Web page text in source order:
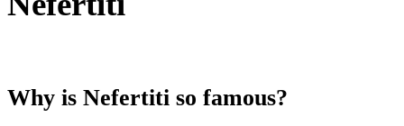
Why is Nefertiti so famous?